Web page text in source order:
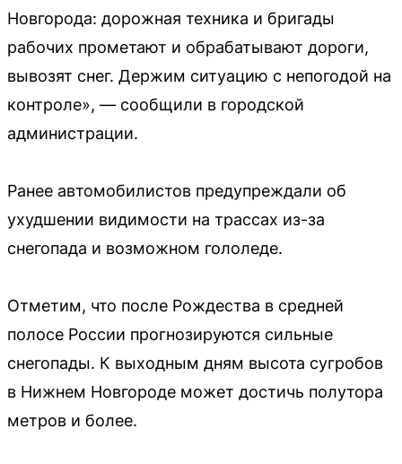
Новгорода: дорожная техника и бригады
рабочих прометают и обрабатывают дороги,
вывозят снег. Держим ситуацию с непогодой на
контроле», — сообщили в городской
администрации.
Ранее автомобилистов предупреждали об
ухудшении видимости на трассах из-за
снегопада и возможном гололеде.
Отметим, что после Рождества в средней
полосе России прогнозируются сильные
снегопады. К выходным дням высота сугробов
в Нижнем Новгороде может достичь полутора
метров и более.